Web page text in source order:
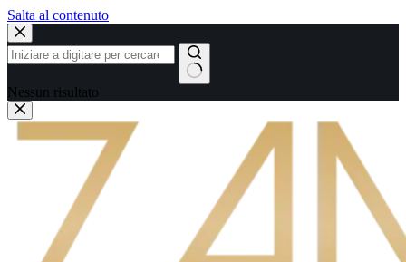
Salta al contenuto
Nessun risultato